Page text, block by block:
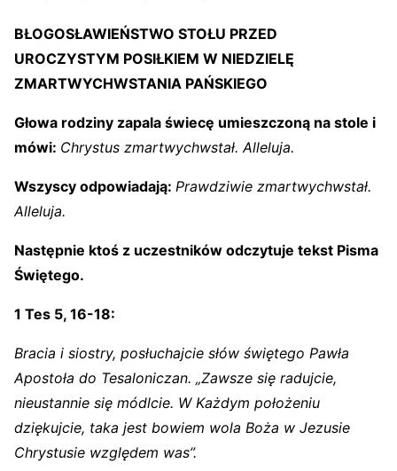
BŁOGOSŁAWIEŃSTWO STOŁU PRZED
UROCZYSTYM POSIŁKIEM W NIEDZIELĘ
ZMARTWYCHWSTANIA PAŃSKIEGO
Głowa rodziny zapala świecę umieszczoną na stole i
mówi: Chrystus zmartwychwstał. Alleluja.
Wszyscy odpowiadają: Prawdziwie zmartwychwstał.
Alleluja.
Następnie ktoś z uczestników odczytuje tekst Pisma
Świętego.
1 Tes 5, 16-18:
Bracia i siostry, posłuchajcie słów świętego Pawła
Apostoła do Tesaloniczan. „Zawsze się radujcie,
nieustannie się módlcie. W Każdym położeniu
dziękujcie, taka jest bowiem wola Boża w Jezusie
Chrystusie względem was”.